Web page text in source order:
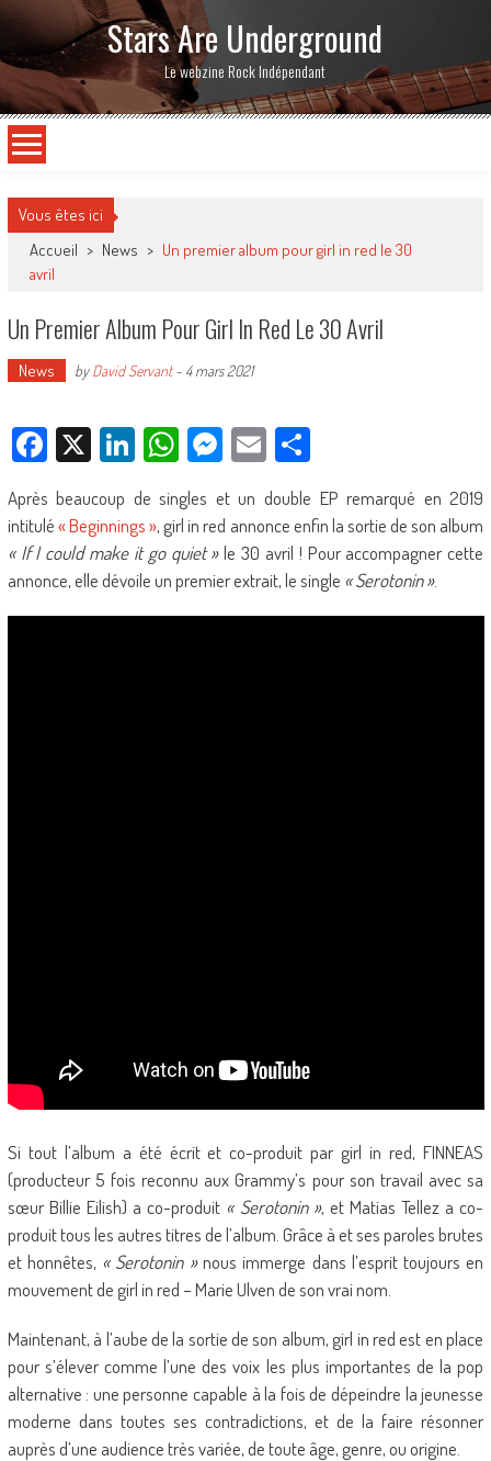
Stars Are Underground
Le webzine Rock Indépendant
Vous êtes ici
Accueil > News > Un premier album pour girl in red le 30
avril
Un Premier Album Pour Girl In Red Le 30 Avril
News byDavid Servant- 4 mars 2021
Facebook
X LinkedIn
WhatsApp
Messenger
EmailPartager
Après beaucoup de singles et un double EP remarqué en 2019
intitulé« Beginnings », girl in red annonce enfin la sortie de son album
« If I could make it go quiet »le 30 avril ! Pour accompagner cette
annonce, elle dévoile un premier extrait, le single « Serotonin ».
Si tout l’album a été écrit et co-produit par girl in red, FINNEAS
(producteur 5 fois reconnu aux Grammy’s pour son travail avec sa
sœur Billie Eilish) a co-produit « Serotonin », et Matias Tellez a co-
produit tous les autres titres de l’album. Grâce à et ses paroles brutes
et honnêtes, « Serotonin »nous immerge dans l’esprit toujours en
mouvement de girl in red – Marie Ulven de son vrai nom.
Maintenant, à l’aube de la sortie de son album, girl in red est en place
pour s’élever comme l’une des voix les plus importantes de la pop
alternative : une personne capable à la fois de dépeindre la jeunesse
moderne dans toutes ses contradictions, et de la faire résonner
auprès d’une audience très variée, de toute âge, genre, ou origine.